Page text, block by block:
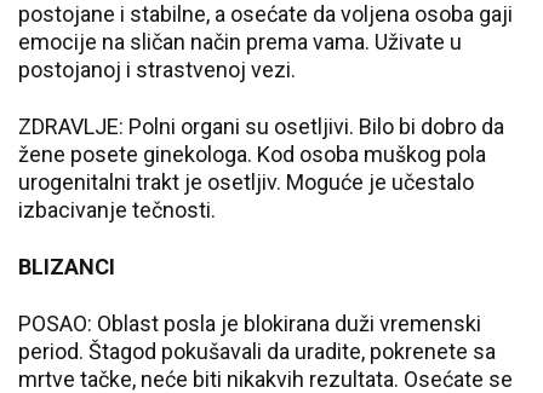
postojane i stabilne, a osećate da voljena osoba gaji
emocije na sličan način prema vama. Uživate u
postojanoj i strastvenoj vezi.
ZDRAVLJE: Polni organi su osetljivi. Bilo bi dobro da
žene posete ginekologa. Kod osoba muškog pola
urogenitalni trakt je osetljiv. Moguće je učestalo
izbacivanje tečnosti.
BLIZANCI
POSAO: Oblast posla je blokirana duži vremenski
period. Štagod pokušavali da uradite, pokrenete sa
mrtve tačke, neće biti nikakvih rezultata. Osećate se